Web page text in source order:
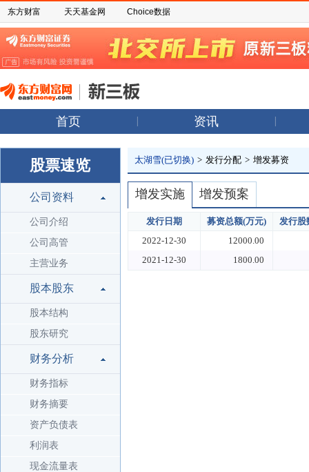
东方财富 天天基金网 Choice数据
首页 资讯
股票速览
公司资料
公司介绍
公司高管
主营业务
股本股东
股本结构
股东研究
财务分析
财务指标
财务摘要
资产负债表
利润表
现金流量表
太湖雪(已切换) > 发行分配 > 增发募资
增发实施 增发预案
发行日期 募资总额(万元)
发行股
2022-12-30
12000.00
2021-12-30
1800.00